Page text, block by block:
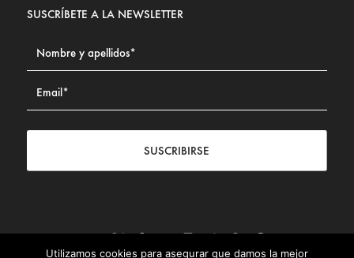
SUSCRÍBETE A LA NEWSLETTER
SUSCRIBIRSE
Utilizamos cookies para asegurar que damos la mejor